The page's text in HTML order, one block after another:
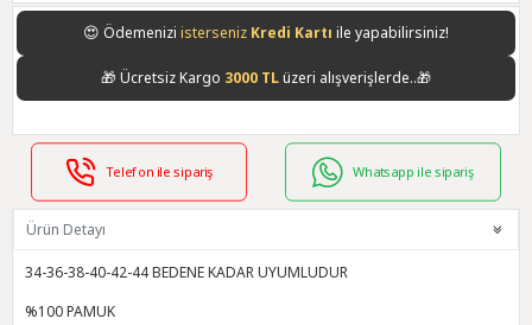
😍Ödemenizi ile yapabilirsiniz!
🎁 Ücretsiz Kargo üzeri alışverişlerde..🎁
Telefon ile sipariş Whatsapp ile sipariş
Ürün Detayı
34-36-38-40-42-44 BEDENE KADAR UYUMLUDUR
%100 PAMUK